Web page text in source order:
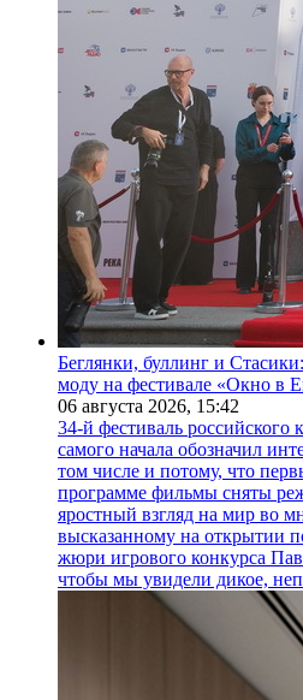
Беглянки, буллинг и
моду на фестивале «Окно в
06 августа 2026, 15:42
34-й фестиваль
самого начала обозначил
том числе и потому, что
программе фильмы сняты
яростный взгляд на мир во
высказанному на открытии
жюри игрового конкурса
чтобы мы увидели дикое,